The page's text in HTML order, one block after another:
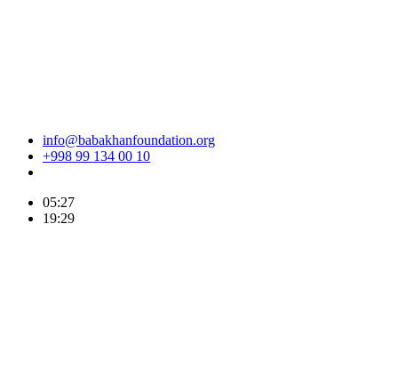
info@babakhanfoundation.org
+998 99 134 00 10
05:27
19:29